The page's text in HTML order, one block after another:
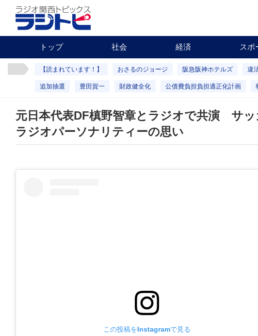
トップ 社会 経済 スポ
【読まれています！】 おさるのジョージ 阪急阪神ホテルズ 違
追加抽選 豊田賀一 財政健全化 公債費負担負担適正化計画
元日本代表DF槙野智章とラジオで共演 サ
ラジオパーソナリティーの思い
この投稿をInstagramで見る